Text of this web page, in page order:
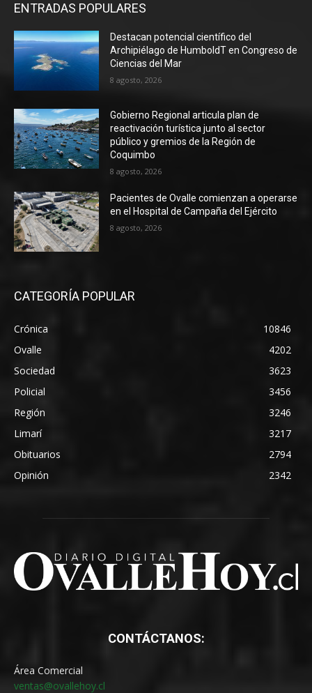
ENTRADAS POPULARES
Destacan potencial científico del
Archipiélago de HumboldT en Congreso de
Ciencias del Mar
8 agosto, 2026
Gobierno Regional articula plan de
reactivación turística junto al sector
público y gremios de la Región de
Coquimbo
8 agosto, 2026
Pacientes de Ovalle comienzan a operarse
en el Hospital de Campaña del Ejército
8 agosto, 2026
CATEGORÍA POPULAR
Crónica
10846
Ovalle
4202
Sociedad
3623
Policial
3456
Región
3246
Limarí
3217
Obituarios
2794
Opinión
2342
CONTÁCTANOS:
Área Comercial
ventas@ovallehoy.cl